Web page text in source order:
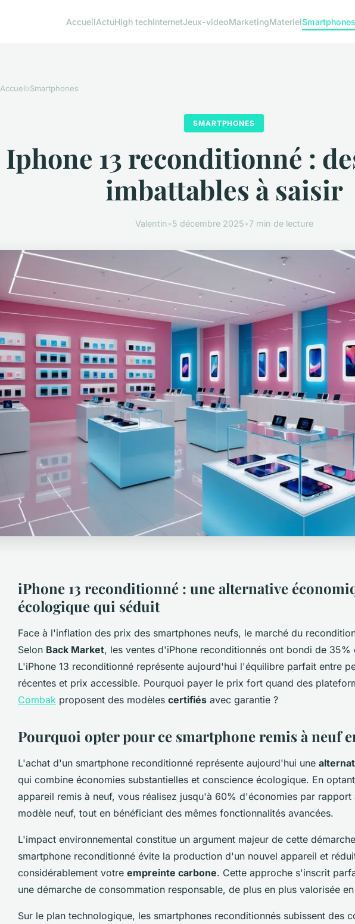
AccueilActuHigh techInternetJeux-videoMarketingMaterielSmartphones
Accueil›Smartphones
SMARTPHONES
Iphone 13 reconditionné :
imbattables à saisir
Valentin•5 décembre 2025•7 min de lecture
iPhone 13 reconditionné : une alternative
écologique qui séduit
Face à l'inflation des prix des smartphones neufs, le marché du
Selon Back Market, les ventes d'iPhone reconditionnés ont bondi de 35%
L'iPhone 13 reconditionné représente aujourd'hui l'équilibre parfait entre
récentes et prix accessible. Pourquoi payer le prix fort quand des
Combak proposent des modèles certifiés avec garantie ?
Pourquoi opter pour ce smartphone remis à neuf
L'achat d'un smartphone reconditionné représente aujourd'hui une
qui combine économies substantielles et conscience écologique. En
appareil remis à neuf, vous réalisez jusqu'à 60% d'économies par
modèle neuf, tout en bénéficiant des mêmes fonctionnalités avancées.
L'impact environnemental constitue un argument majeur de cette
smartphone reconditionné évite la production d'un nouvel appareil et
considérablement votre empreinte carbone. Cette approche s'inscrit
une démarche de consommation responsable, de plus en plus valorisée
Sur le plan technologique, les smartphones reconditionnés subissent des